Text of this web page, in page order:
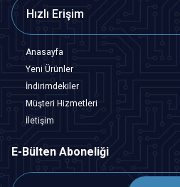
Hızlı Erişim
Anasayfa
Yeni Ürünler
İndirimdekiler
Müşteri Hizmetleri
İletişim
E-Bülten Aboneliği